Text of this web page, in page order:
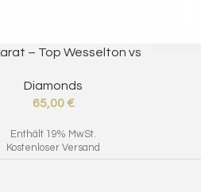
– Top Wesselton vs
Diamonds
65,00€
Enthält 19% MwSt.
Kostenloser Versand